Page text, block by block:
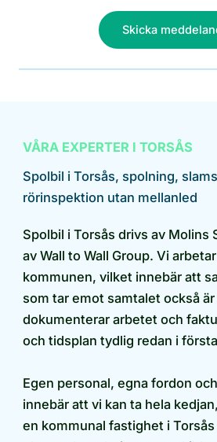
Skicka
VÅRA EXPERTER I TORSÅS
Spolbil i Torsås, spolning,
rörinspektion utan mellanled
Spolbil i Torsås drivs av Molins
av Wall to Wall Group. Vi
kommunen, vilket innebär att
som tar emot samtalet också
dokumenterar arbetet och
och tidsplan tydlig redan i
Egen personal, egna fordon
innebär att vi kan ta hela
en kommunal fastighet i